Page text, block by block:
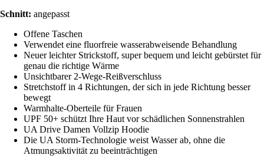
Schnitt: angepasst
Offene Taschen
Verwendet eine fluorfreie wasserabweisende Behandlung
Neuer leichter Strickstoff, super bequem und leicht gebürstet für
genau die richtige Wärme
Unsichtbarer 2-Wege-Reißverschluss
Stretchstoff in 4 Richtungen, der sich in jede Richtung besser
bewegt
Warmhalte-Oberteile für Frauen
UPF 50+ schützt Ihre Haut vor schädlichen Sonnenstrahlen
UA Drive Damen Vollzip Hoodie
Die UA Storm-Technologie weist Wasser ab, ohne die
Atmungsaktivität zu beeinträchtigen